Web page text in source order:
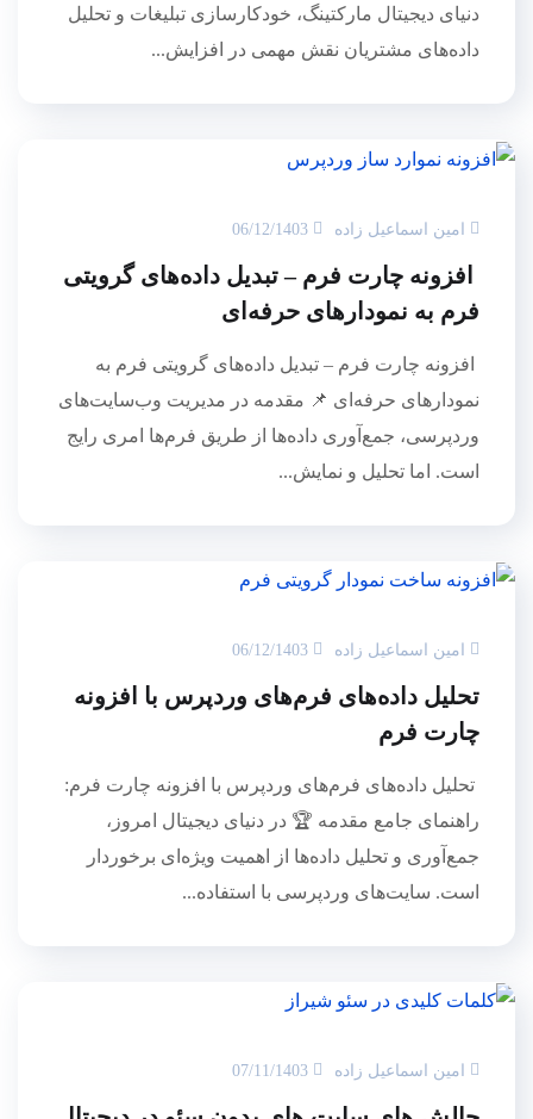
دنیای دیجیتال مارکتینگ، خودکارسازی تبلیغات و تحلیل
داده‌های مشتریان نقش مهمی در افزایش...
امین اسماعیل زاده 06/12/1403
افزونه چارت فرم – تبدیل داده‌های گرویتی
فرم به نمودارهای حرفه‌ای
افزونه چارت فرم – تبدیل داده‌های گرویتی فرم به
نمودارهای حرفه‌ای 📌 مقدمه در مدیریت وب‌سایت‌های
وردپرسی، جمع‌آوری داده‌ها از طریق فرم‌ها امری رایج
است. اما تحلیل و نمایش...
امین اسماعیل زاده 06/12/1403
تحلیل داده‌های فرم‌های وردپرس با افزونه
چارت فرم
تحلیل داده‌های فرم‌های وردپرس با افزونه چارت فرم:
راهنمای جامع مقدمه 🏆 در دنیای دیجیتال امروز،
جمع‌آوری و تحلیل داده‌ها از اهمیت ویژه‌ای برخوردار
است. سایت‌های وردپرسی با استفاده...
امین اسماعیل زاده 07/11/1403